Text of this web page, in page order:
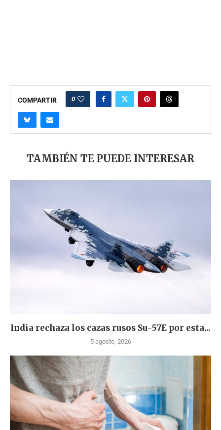
COMPARTIR 0
TAMBIÉN TE PUEDE INTERESAR
India rechaza los cazas rusos Su-57E por esta...
5 agosto, 2026